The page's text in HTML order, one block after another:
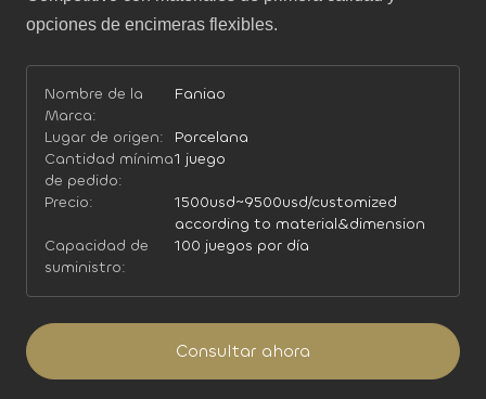
opciones de encimeras flexibles.
Nombre de la
Marca:
Faniao
Lugar de origen:
Porcelana
Cantidad mínima
de pedido:
1 juego
Precio:
1500usd~9500usd/customized
according to material&dimension
Capacidad de
suministro:
100 juegos por día
Consultar ahora